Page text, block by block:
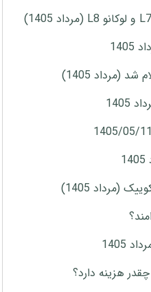
(مرداد 1405)
1405)
هزینه دارد؟